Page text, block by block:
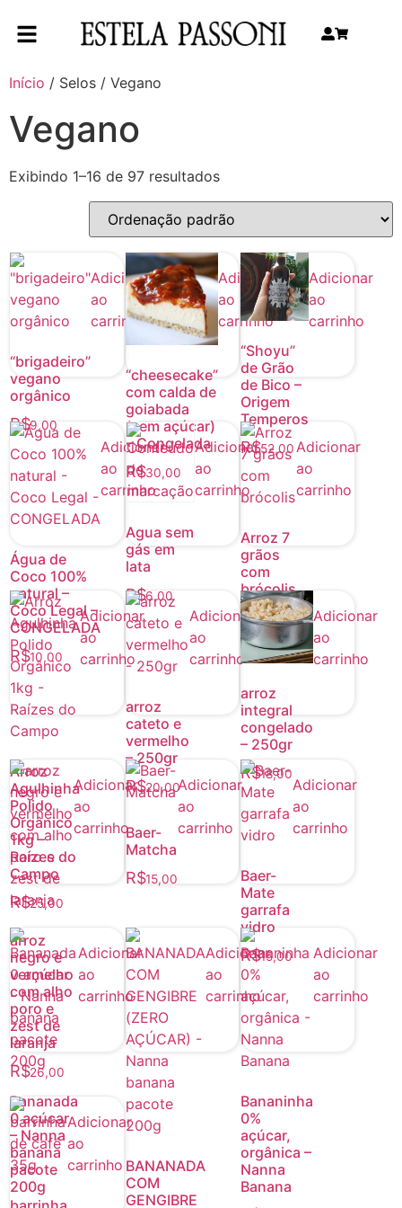
Início / Selos / Vegano
Vegano
Exibindo 1–16 de 97 resultados
“brigadeiro”
vegano
orgânico
R$9,00
Adicionar
ao
carrinho
“cheesecake”
com calda de
goiabada
(sem açúcar)
– Congelada
R$30,00
Adicionar
ao
carrinho
“Shoyu”
de Grão
de Bico –
Origem
Temperos
R$52,00
Adicionar
ao
carrinho
Água de
Coco 100%
natural –
Coco Legal –
CONGELADA
R$10,00
Adicionar
ao
carrinho
Agua sem
gás em
lata
R$6,00
Adicionar
ao
carrinho
Arroz 7
grãos
com
brócolis
R$22,00
Adicionar
ao
carrinho
Arroz
Agulhinha
Polido
Orgânico
1kg –
Raízes do
Campo
R$25,00
Adicionar
ao
carrinho
arroz
cateto e
vermelho
– 250gr
R$20,00
Adicionar
ao
carrinho
arroz
integral
congelado
– 250gr
R$18,00
Adicionar
ao
carrinho
arroz
negro e
vermelho
com alho
poro e
zest de
laranja
R$26,00
Adicionar
ao
carrinhoBaer-
Matcha
R$15,00
Adicionar
ao
carrinho
Baer-
Mate
garrafa
vidro
R$15,00
Adicionar
ao
carrinho
Bananada
0 açúcar
– Nanna
banana
pacote
200g
Adicionar
ao
carrinho
BANANADA
COM
GENGIBRE
Adicionar
ao
carrinho
Bananinha
0%
açúcar,
orgânica –
Nanna
Banana
Adicionar
ao
carrinho
Adicionar
ao
carrinho